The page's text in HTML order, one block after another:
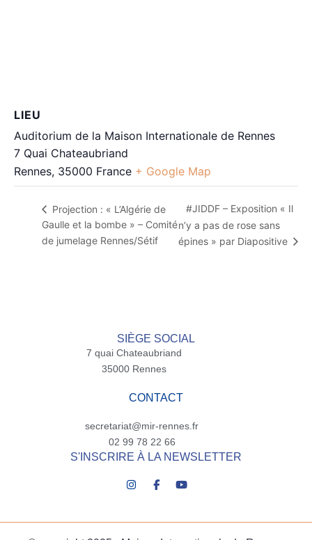
LIEU
Auditorium de la Maison Internationale de Rennes
7 Quai Chateaubriand
Rennes, 35000 France + Google Map
Projection : « L’Algérie de
Gaulle et la bombe » – Comité
de jumelage Rennes/Sétif
#JIDDF – Exposition « Il
n’y a pas de rose sans
épines » par Diapositive
SIÈGE SOCIAL
7 quai Chateaubriand
35000 Rennes
CONTACT
secretariat@mir-rennes.fr
02 99 78 22 66
S'INSCRIRE À LA NEWSLETTER